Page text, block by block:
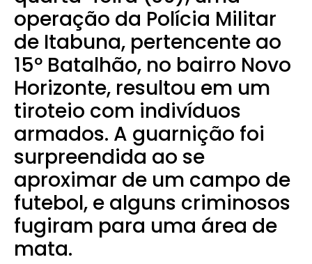
operação da Polícia Militar
de Itabuna, pertencente ao
15º Batalhão, no bairro Novo
Horizonte, resultou em um
tiroteio com indivíduos
armados. A guarnição foi
surpreendida ao se
aproximar de um campo de
futebol, e alguns criminosos
fugiram para uma área de
mata.